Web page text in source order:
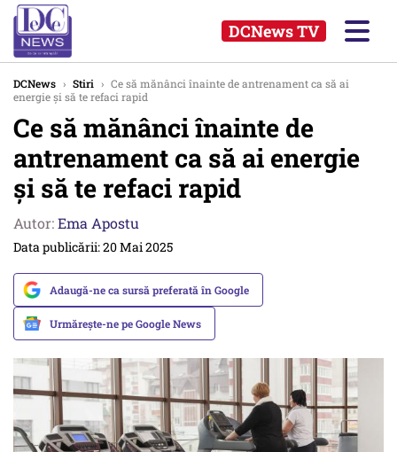
DCNews TV
DCNews › Stiri › Ce să mănânci înainte de antrenament ca să ai
energie și să te refaci rapid
Ce să mănânci înainte de
antrenament ca să ai energie
și să te refaci rapid
Autor:Ema Apostu
Data publicării: 20 Mai 2025
Adaugă-ne ca sursă preferată în Google
Urmărește-ne pe Google News